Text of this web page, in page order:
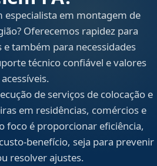
especialista em montagem de
Oferecemos rapidez para
também para necessidades
técnico confiável e valores
acessíveis.
de serviços de colocação e
em residências, comércios e
foco é proporcionar eficiência,
benefício, seja para prevenir
resolver ajustes.